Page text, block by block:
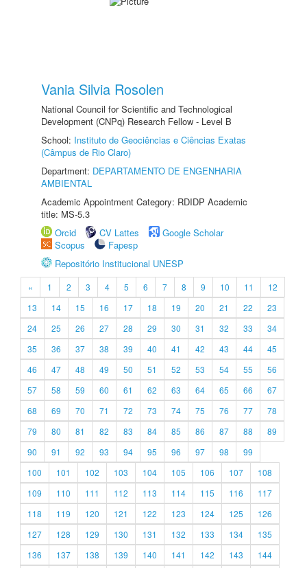
Vania Silvia Rosolen
National Council for Scientific and Technological
Development (CNPq) Research Fellow - Level B
School: Instituto de Geociências e Ciências Exatas
(Câmpus de Rio Claro)
Department: DEPARTAMENTO DE ENGENHARIA
AMBIENTAL
Academic Appointment Category: RDIDP Academic
title: MS-5.3
Orcid
CV Lattes
Google Scholar
Scopus
Fapesp
Repositório Institucional UNESP
« 1 2 3 4 5 6 7 8 9 10 11
12
13
14 15 16 17 18 19 20 21 22
23
24
25 26 27 28 29 30 31 32 33
34
35
36 37 38 39 40 41 42 43 44
45
46
47 48 49 50 51 52 53 54 55
56
57
58 59 60 61 62 63 64 65 66
67
68
69 70 71 72 73 74 75 76 77
78
79
80 81 82 83 84 85 86 87 88
89
90
91 92 93 94 95 96 97 98
99
100
101 102 103 104 105 106 107
108
109
110 111 112 113 114 115 116
117
118
119 120 121 122 123 124 125
126
127
128 129 130 131 132 133 134
135
136
137 138 139 140 141 142 143
144